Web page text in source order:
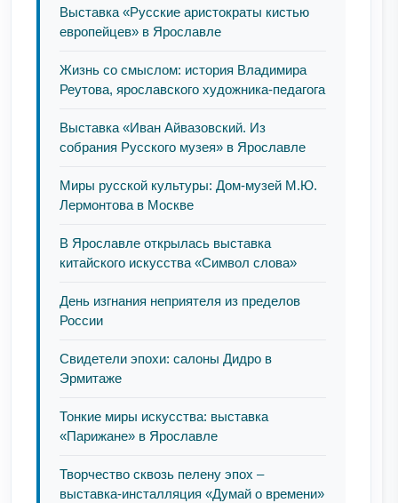
Выставка «Русские аристократы кистью
европейцев» в Ярославле
Жизнь со смыслом: история Владимира
Реутова, ярославского художника-педагога
Выставка «Иван Айвазовский. Из
собрания Русского музея» в Ярославле
Миры русской культуры: Дом-музей М.Ю.
Лермонтова в Москве
В Ярославле открылась выставка
китайского искусства «Символ слова»
День изгнания неприятеля из пределов
России
Свидетели эпохи: салоны Дидро в
Эрмитаже
Тонкие миры искусства: выставка
«Парижане» в Ярославле
Творчество сквозь пелену эпох –
выставка-инсталляция «Думай о времени»